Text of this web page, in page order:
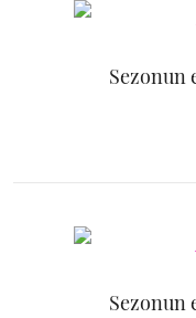
Sezonun
Sezonun